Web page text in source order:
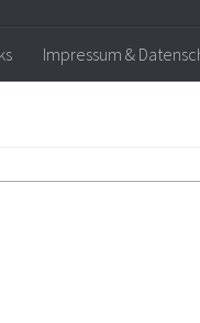
Impressum &